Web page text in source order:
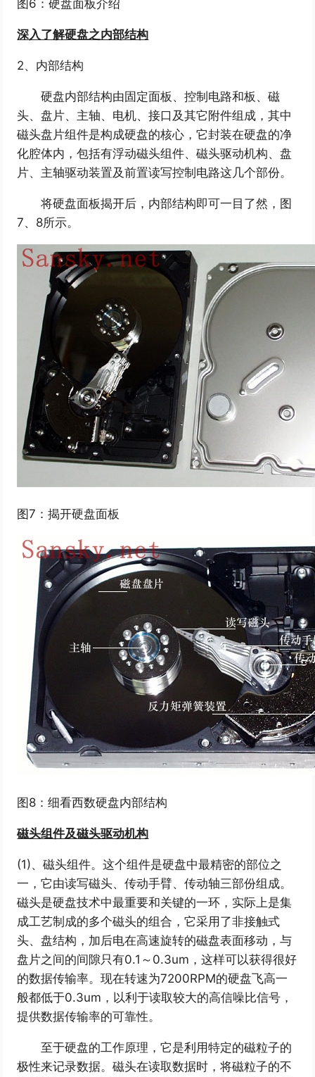
图6：硬盘面板介绍
深入了解硬盘之内部结构
2、内部结构
硬盘内部结构由固定面板、控制电路和板、磁
头、盘片、主轴、电机、接口及其它附件组成，其中
磁头盘片组件是构成硬盘的核心，它封装在硬盘的净
化腔体内，包括有浮动磁头组件、磁头驱动机构、盘
片、主轴驱动装置及前置读写控制电路这几个部份。
将硬盘面板揭开后，内部结构即可一目了然，图
7、8所示。
图7：揭开硬盘面板
图8：细看西数硬盘内部结构
磁头组件及磁头驱动机构
(1)、磁头组件。这个组件是硬盘中最精密的部位之
一，它由读写磁头、传动手臂、传动轴三部份组成。
磁头是硬盘技术中最重要和关键的一环，实际上是集
成工艺制成的多个磁头的组合，它采用了非接触式
头、盘结构，加后电在高速旋转的磁盘表面移动，与
盘片之间的间隙只有0.1～0.3um，这样可以获得很好
的数据传输率。现在转速为7200RPM的硬盘飞高一
般都低于0.3um，以利于读取较大的高信噪比信号，
提供数据传输率的可靠性。
至于硬盘的工作原理，它是利用特定的磁粒子的
极性来记录数据。磁头在读取数据时，将磁粒子的不